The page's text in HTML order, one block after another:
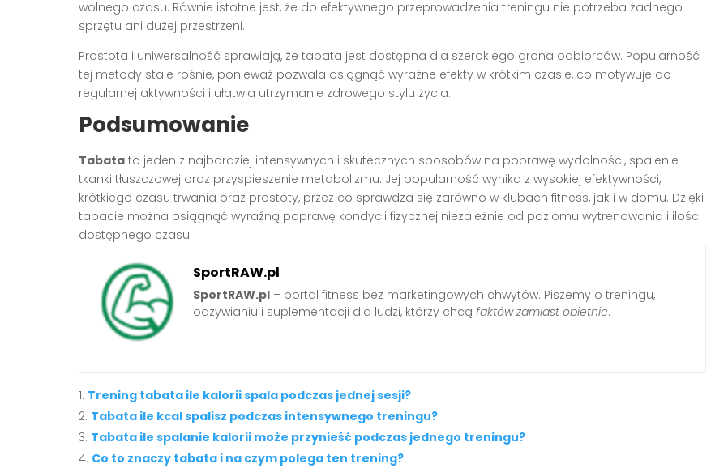
wolnego czasu. Równie istotne jest, że do efektywnego przeprowadzenia treningu nie potrzeba żadnego
sprzętu ani dużej przestrzeni.
Prostota i uniwersalność sprawiają, że tabata jest dostępna dla szerokiego grona odbiorców. Popularność
tej metody stale rośnie, ponieważ pozwala osiągnąć wyraźne efekty w krótkim czasie, co motywuje do
regularnej aktywności i ułatwia utrzymanie zdrowego stylu życia.
Podsumowanie
Tabata to jeden z najbardziej intensywnych i skutecznych sposobów na poprawę wydolności, spalenie
tkanki tłuszczowej oraz przyspieszenie metabolizmu. Jej popularność wynika z wysokiej efektywności,
krótkiego czasu trwania oraz prostoty, przez co sprawdza się zarówno w klubach fitness, jak i w domu. Dzięki
tabacie można osiągnąć wyraźną poprawę kondycji fizycznej niezależnie od poziomu wytrenowania i ilości
dostępnego czasu.
SportRAW.pl
SportRAW.pl – portal fitness bez marketingowych chwytów. Piszemy o treningu,
odżywianiu i suplementacji dla ludzi, którzy chcą faktów zamiast obietnic.
Trening tabata ile kalorii spala podczas jednej sesji?
Tabata ile kcal spalisz podczas intensywnego treningu?
Tabata ile spalanie kalorii może przynieść podczas jednego treningu?
Co to znaczy tabata i na czym polega ten trening?